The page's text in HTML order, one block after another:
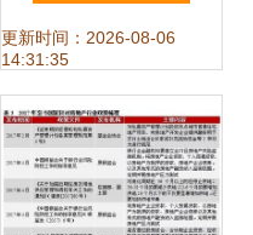
2021年业绩为例剖
析行业选择逻辑
更新时间：2026-08-06
14:31:35